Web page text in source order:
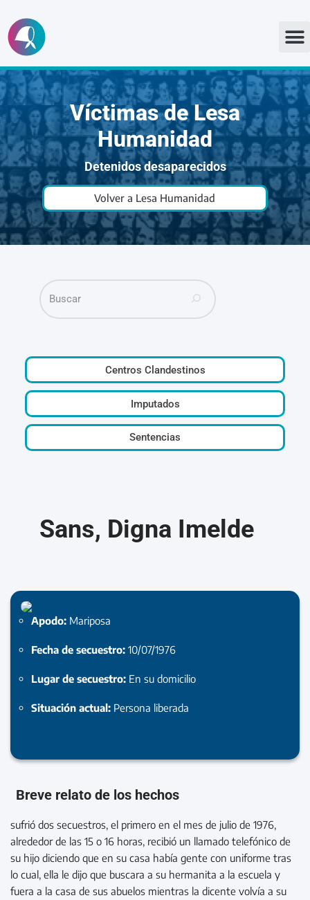
Ir
al
contenido
Víctimas de Lesa
Humanidad
Detenidos desaparecidos
Volver a Lesa Humanidad
Centros Clandestinos
Imputados
Sentencias
Sans, Digna Imelde
Apodo: Mariposa
Fecha de secuestro: 10/07/1976
Lugar de secuestro: En su domicilio
Situación actual: Persona liberada
Breve relato de los hechos
sufrió dos secuestros, el primero en el mes de julio de 1976,
alrededor de las 15 o 16 horas, recibió un llamado telefónico de
su hijo diciendo que en su casa había gente con uniforme tras
lo cual, ella le dijo que buscara a su hermanita a la escuela y
fuera a la casa de sus abuelos mientras la dicente volvía a su